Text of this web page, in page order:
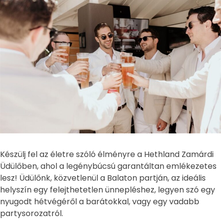
Készülj fel az életre szóló élményre a Hethland Zamárdi
Üdülőben, ahol a legénybúcsú garantáltan emlékezetes
lesz! Üdülőnk, közvetlenül a Balaton partján, az ideális
helyszín egy felejthetetlen ünnepléshez, legyen szó egy
nyugodt hétvégéről a barátokkal, vagy egy vadabb
partysorozatról.